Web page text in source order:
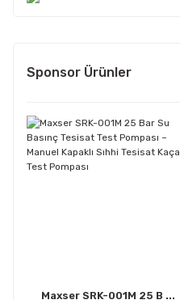
Sponsor Ürünler
Maxser SRK-001M 25 B ...